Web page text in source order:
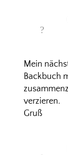
Mein
Backbuch
verzieren.
Gruß